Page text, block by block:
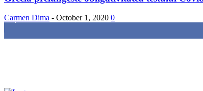
Carmen Dima - October 1, 2020 0
85,000 Fans